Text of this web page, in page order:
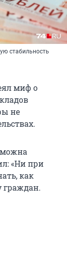
стабильность
миф о
не
«Ни при
как
граждан.